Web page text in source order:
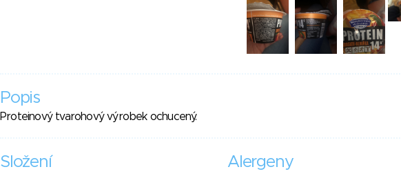
Popis
Proteinový tvarohový výrobek ochucený.
Složení Alergeny